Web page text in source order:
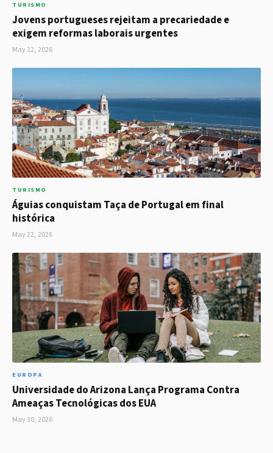
TURISMO
Jovens portugueses rejeitam a precariedade e
exigem reformas laborais urgentes
May 12, 2026
TURISMO
Águias conquistam Taça de Portugal em final
histórica
May 22, 2026
EUROPA
Universidade do Arizona Lança Programa Contra
Ameaças Tecnológicas dos EUA
May 30, 2026